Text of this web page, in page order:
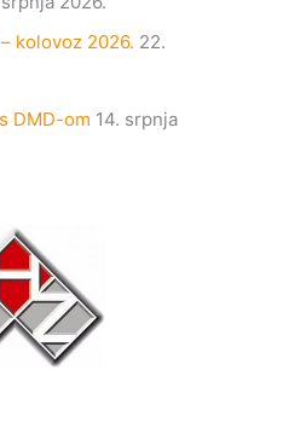
kolovoz 2026. 22.
DMD-om 14. srpnja